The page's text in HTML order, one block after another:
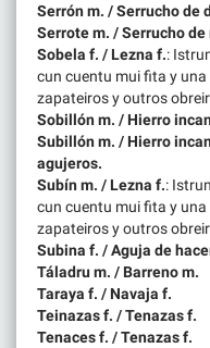
Serrón m. / Serrucho de
Serrote m. / Serrucho
Sobela f. / Lezna f.:
cun cuentu mui fita y
zapateiros y outros
Sobillón m. / Hierro
Subillón m. / Hierro
agujeros.
Subín m. / Lezna f.:
cun cuentu mui fita y
zapateiros y outros
Subina f. / Aguja de
Táladru m. / Barreno m.
Taraya f. / Navaja f.
Teinazas f. / Tenazas f.
Tenaces f. / Tenazas f.